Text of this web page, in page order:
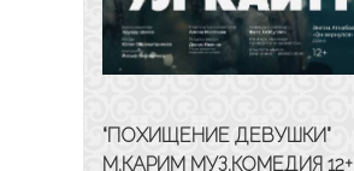
“ПОХИЩЕНИЕ ДЕВУШКИ”
М.КАРИМ МУЗ.КОМЕДИЯ 12+